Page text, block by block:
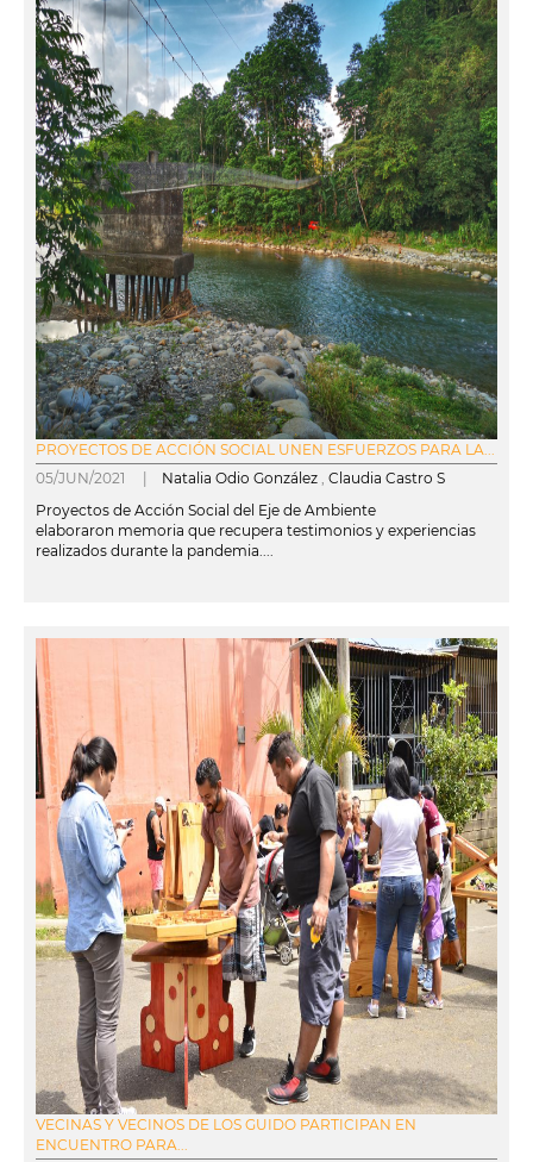
PROYECTOS DE ACCIÓN SOCIAL UNEN ESFUERZOS PARA LA...
05/JUN/2021 | Natalia Odio González Claudia Castro S
Proyectos de Acción Social del Eje de Ambiente
elaboraron memoria que recupera testimonios y experiencias
realizados durante la pandemia....
VECINAS Y VECINOS DE LOS GUIDO PARTICIPAN EN
ENCUENTRO PARA...